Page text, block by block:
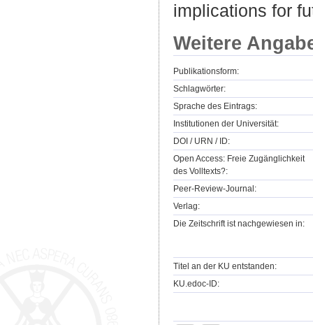
implications for
Weitere
Publikationsform:
Schlagwörter:
Sprache des Eintrags:
Institutionen der Universität:
DOI / URN / ID:
Open Access: Freie Zugänglichkeit
des Volltexts?:
Peer-Review-Journal:
Verlag:
Die Zeitschrift ist nachgewiesen in:
Titel an der KU entstanden:
KU.edoc-ID: